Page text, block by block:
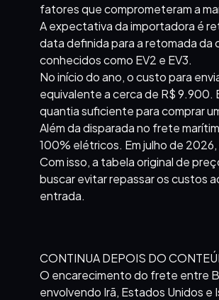
fatores que comprometeram a
A expectativa da importadora é
data definida para a retomada da
conhecidos como EV2 e EV3.
No início do ano, o custo para
equivalente a cerca de R$ 9.900.
quantia suficiente para comprar
Além da disparada no frete
100% elétricos. Em julho de
Com isso, a tabela original de
buscar evitar repassar os custos
entrada.
CONTINUA DEPOIS DO
O encarecimento do frete entre
envolvendo Irã, Estados Unidos